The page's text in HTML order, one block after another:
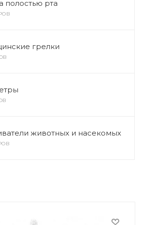
полостью рта
грелки
животных и насекомых